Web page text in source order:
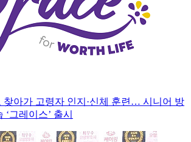
찾아가 고령자 인지·신체 훈련… 시니어 방
‘그레이스’ 출시